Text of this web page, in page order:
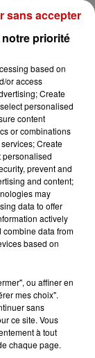
sa
à l’Espace
le vendredi
à 400
priorité
based on
or access
Create
personalised
content
or combinations
Create
personalised
prevent and
and content;
may
data to offer
actively
data from
based on
ou affiner en
mes choix".
sans
ce site. Vous
à tout
chaque page.
sans accepter